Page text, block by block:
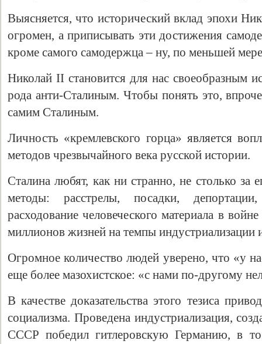
Выясняется, что исторический вклад эпохи
огромен, а приписывать эти достижения
кроме самого самодержца – ну, по меньшей
Николай II становится для нас своеобразным
рода анти-Сталиным. Чтобы понять это,
самим Сталиным.
Личность «кремлевского горца» является
методов чрезвычайного века русской истории.
Сталина любят, как ни странно, не столько за
методы: расстрелы, посадки,
расходование человеческого материала в
миллионов жизней на темпы индустриализации
Огромное количество людей уверено, что «у
еще более мазохистское: «с нами по-другому
В качестве доказательства этого тезиса
социализма. Проведена индустриализация,
СССР победил гитлеровскую Германию, в